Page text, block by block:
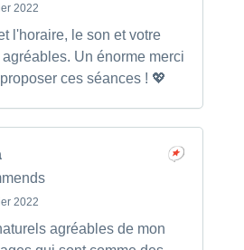
2022
l'horaire, le son et votre
Un énorme merci
ces séances ! 💖
2022
agréables de mon